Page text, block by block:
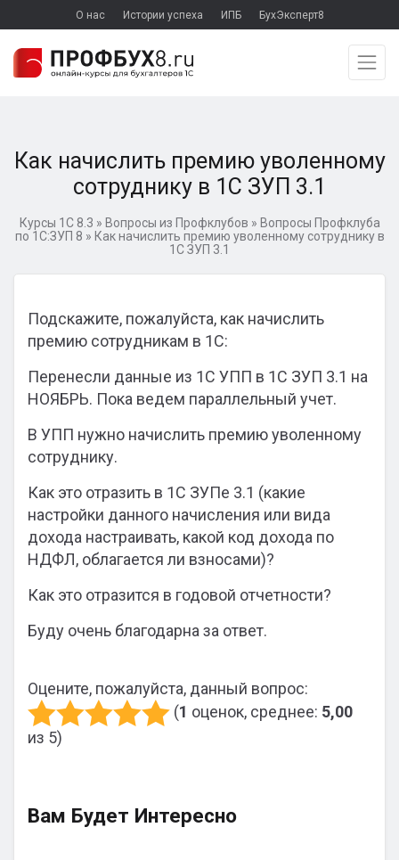
О нас Истории успеха ИПБ БухЭксперт8
Как начислить премию уволенному
сотруднику в 1С ЗУП 3.1
Курсы 1С 8.3 » Вопросы из Профклубов » Вопросы Профклуба
по 1С:ЗУП 8 » Как начислить премию уволенному сотруднику в
1С ЗУП 3.1
Подскажите, пожалуйста, как начислить
премию сотрудникам в 1С:
Перенесли данные из 1С УПП в 1С ЗУП 3.1 на
НОЯБРЬ. Пока ведем параллельный учет.
В УПП нужно начислить премию уволенному
сотруднику.
Как это отразить в 1С ЗУПе 3.1 (какие
настройки данного начисления или вида
дохода настраивать, какой код дохода по
НДФЛ, облагается ли взносами)?
Как это отразится в годовой отчетности?
Буду очень благодарна за ответ.
Оцените, пожалуйста, данный вопрос:
(1 оценок, среднее: 5,00
из 5)
Вам Будет Интересно